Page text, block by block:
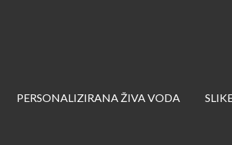
PERSONALIZIRANA ŽIVA VODA